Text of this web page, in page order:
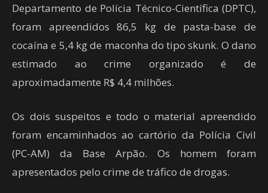
Departamento de Polícia Técnico-Científica (DPTC),
foram apreendidos 86,5 kg de pasta-base de
cocaína e 5,4 kg de maconha do tipo skunk. O dano
estimado ao crime organizado é de
aproximadamente R$ 4,4 milhões.
Os dois suspeitos e todo o material apreendido
foram encaminhados ao cartório da Polícia Civil
(PC-AM) da Base Arpão. Os homem foram
apresentados pelo crime de tráfico de drogas.